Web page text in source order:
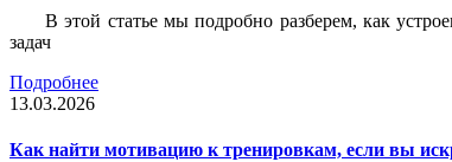
В этой статье мы подробно разберем, как
задач
Подробнее
13.03.2026
Как найти мотивацию к тренировкам, если вы